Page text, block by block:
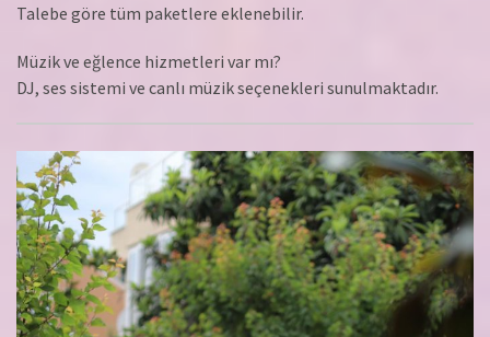
Talebe göre tüm paketlere eklenebilir.
Müzik ve eğlence hizmetleri var mı?
DJ, ses sistemi ve canlı müzik seçenekleri sunulmaktadır.